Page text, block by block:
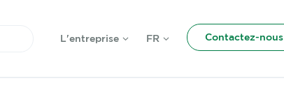
L'entreprise FR Contactez-nous